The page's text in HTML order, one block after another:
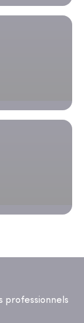
professionnels